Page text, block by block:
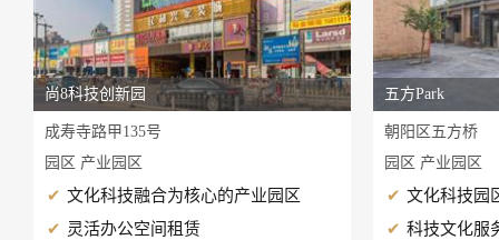
尚8科技创新园
成寿寺路甲135号
园区 产业园区
文化科技融合为核心的产业园区
灵活办公空间租赁
五方Park
朝阳区五方桥
园区 产业园区
文化科技园
科技文化服